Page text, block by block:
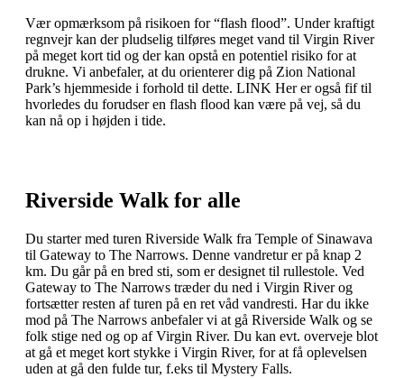
Vær opmærksom på risikoen for “flash flood”. Under kraftigt
regnvejr kan der pludselig tilføres meget vand til Virgin River
på meget kort tid og der kan opstå en potentiel risiko for at
drukne. Vi anbefaler, at du orienterer dig på Zion National
Park’s hjemmeside i forhold til dette. LINK Her er også fif til
hvorledes du forudser en flash flood kan være på vej, så du
kan nå op i højden i tide.
Riverside Walk for alle
Du starter med turen Riverside Walk fra Temple of Sinawava
til Gateway to The Narrows. Denne vandretur er på knap 2
km. Du går på en bred sti, som er designet til rullestole. Ved
Gateway to The Narrows træder du ned i Virgin River og
fortsætter resten af turen på en ret våd vandresti. Har du ikke
mod på The Narrows anbefaler vi at gå Riverside Walk og se
folk stige ned og op af Virgin River. Du kan evt. overveje blot
at gå et meget kort stykke i Virgin River, for at få oplevelsen
uden at gå den fulde tur, f.eks til Mystery Falls.